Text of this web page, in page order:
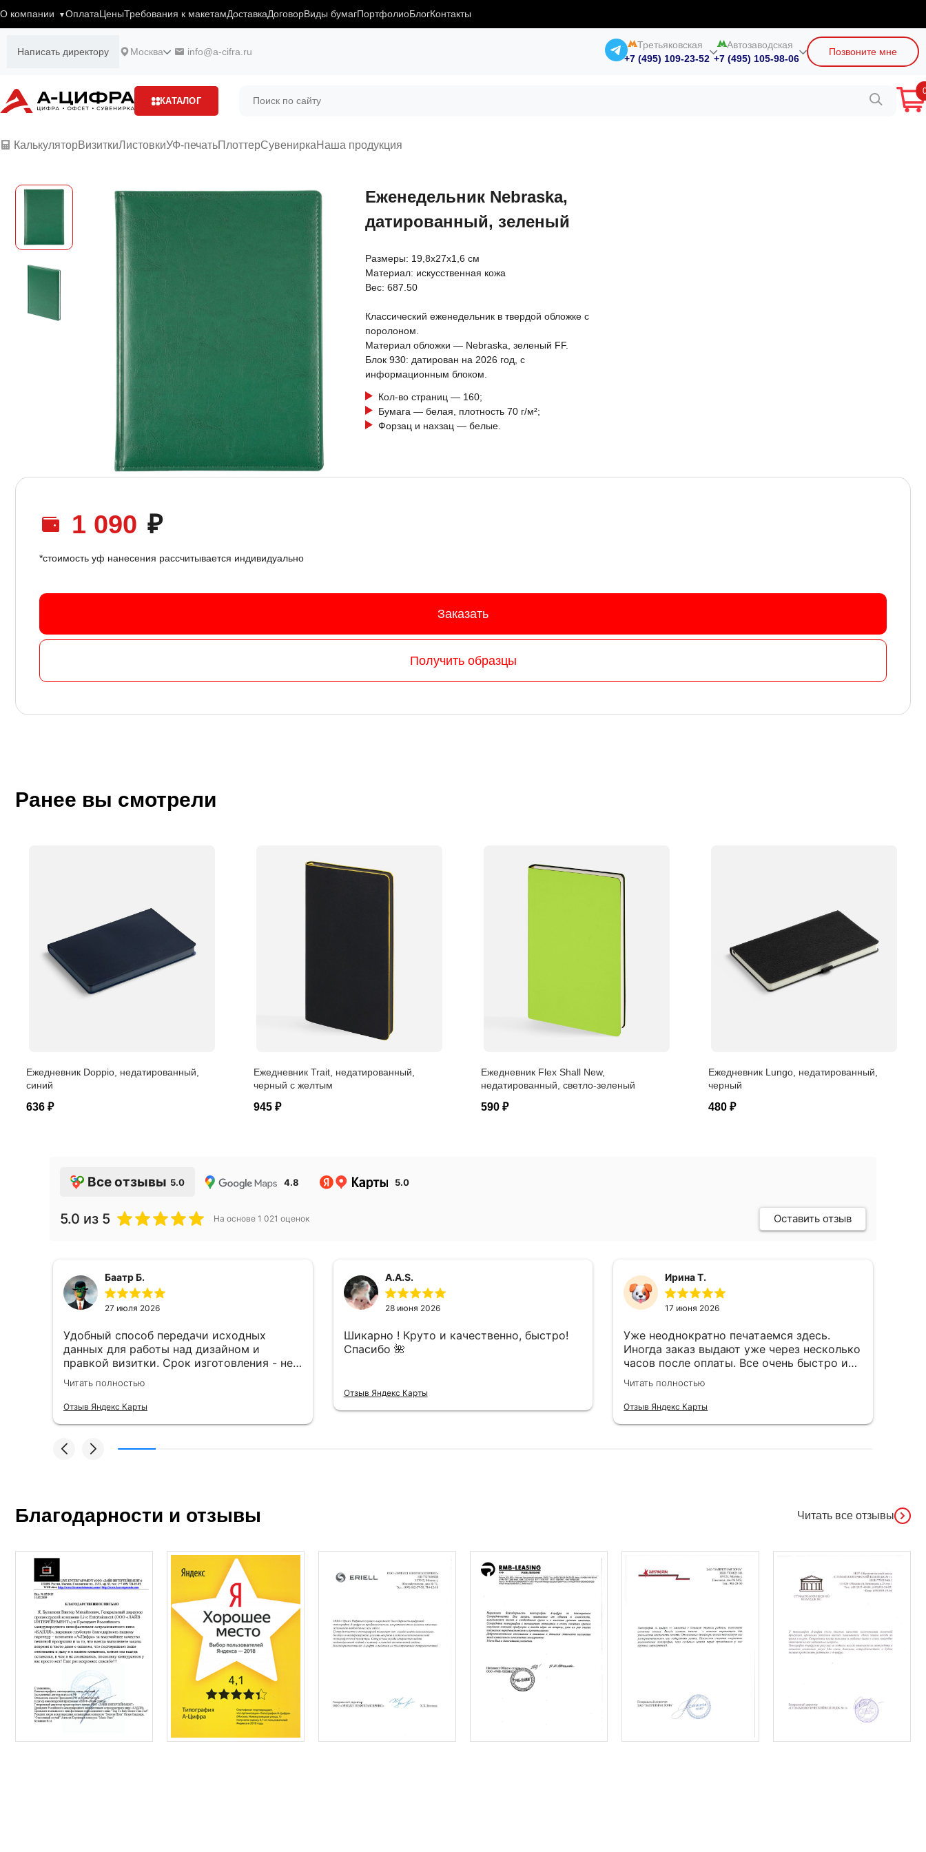
О компании ОплатаЦеныТребования к макетамДоставкаДоговорВиды бумагПортфолиоБлогКонтакты
Написать директору Москва info@a-cifra.ru
Третьяковская
+7 (495) 109-23-52
Автозаводская
+7 (495) 105-98-06
Позвоните мне
КАТАЛОГ
КалькуляторВизиткиЛистовкиУФ-печатьПлоттерСувениркаНаша продукция
Еженедельник Nebraska,
датированный, зеленый
Размеры: 19,8х27х1,6 см
Материал: искусственная кожа
Вес: 687.50
Классический еженедельник в твердой обложке с
поролоном.
Материал обложки — Nebraska, зеленый FF.
Блок 930: датирован на 2026 год, с
информационным блоком.
Кол-во страниц — 160;
Бумага — белая, плотность 70 г/м²;
Форзац и нахзац — белые.
1 090 ₽
*стоимость уф нанесения рассчитывается индивидуально
Заказать
Получить образцы
Ранее вы смотрели
Ежедневник Doppio, недатированный,
синий
636 ₽
Ежедневник Trait, недатированный,
черный с желтым
945 ₽
Ежедневник Flex Shall New,
недатированный, светло-зеленый
590 ₽
Ежедневник Lungo, недатированный,
черный
480 ₽
Все отзывы 5.0 4.8 5.0
5.0 из 5 На основе 1 021 оценок Оставить отзыв
Баатр Б.
27 июля 2026
Удобный способ передачи исходных
данных для работы над дизайном и
правкой визитки. Срок изготовления - не
более 2 часов. Специалисты
компетентные. Офис находится в удобном
месте, найти не составило труда.
Читать полностью
Отзыв Яндекс Карты
A.A.S.
28 июня 2026
Шикарно ! Круто и качественно, быстро!
Спасибо 🌺
Отзыв Яндекс Карты
Ирина Т.
17 июня 2026
Уже неоднократно печатаемся здесь.
Иногда заказ выдают уже через несколько
часов после оплаты. Все очень быстро и
качественно
Читать полностью
Отзыв Яндекс Карты
Благодарности и отзывы Читать все отзывы